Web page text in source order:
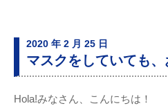
2020 年 2 月 25 日
マスクをしていても
Hola!みなさん、こんにちは！